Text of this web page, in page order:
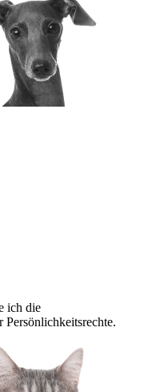
ich die
Persönlichkeitsrechte.